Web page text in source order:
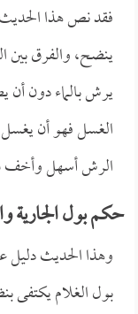
فقد نص هذا
ينضح، والفرق
يرش بالماء دون أن
الغسل فهو أن
الرش أسهل وأخف
حكم بول الجارية
وهذا الحديث دليل
بول الغلام يكتفى